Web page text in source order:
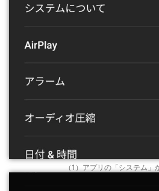
（1）アプリの「システム」